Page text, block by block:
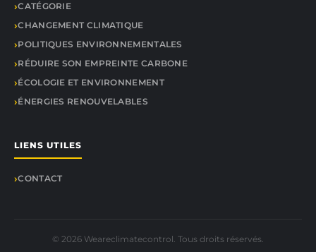
CATÉGORIE
CHANGEMENT CLIMATIQUE
POLITIQUES ENVIRONNEMENTALES
RÉDUIRE SON EMPREINTE CARBONE
ÉCOLOGIE ET ENVIRONNEMENT
ÉNERGIES RENOUVELABLES
LIENS UTILES
CONTACT
© 2026 Weareclimatecontrol. Tous droits réservés.